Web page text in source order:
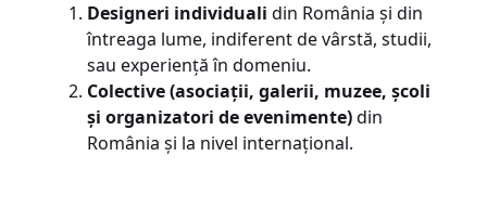
Designeri individuali din România și din
întreaga lume, indiferent de vârstă, studii,
sau experiență în domeniu.
Colective(asociații, galerii, muzee, școli
și organizatori de evenimente)din
România și la nivel internațional.